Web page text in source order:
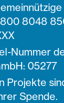
8048
Nummer
05277
Projekte
Spende.